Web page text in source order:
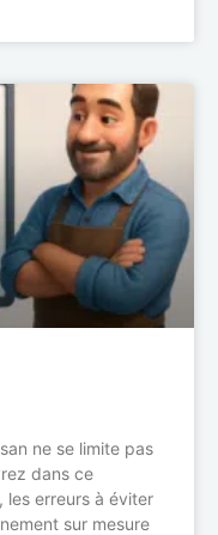
ne se limite pas
dans ce
erreurs à éviter
sur mesure